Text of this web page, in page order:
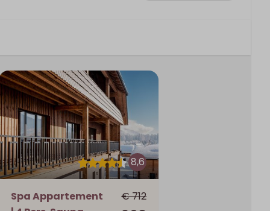
8,6
€ 712
Spa Appartement